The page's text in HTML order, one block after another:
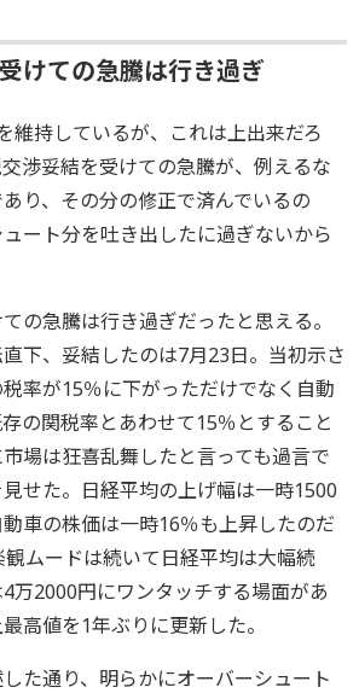
けての急騰は行き過ぎ
維持しているが、これは上出来だろ
渉妥結を受けての急騰が、例えるな
り、その分の修正で済んでいるの
ート分を吐き出したに過ぎないから
の急騰は行き過ぎだったと思える。
下、妥結したのは7月23日。当初示さ
率が15％に下がっただけでなく自動
の関税率とあわせて15％とすること
場は狂喜乱舞したと言っても過言で
せた。日経平均の上げ幅は一時1500
車の株価は一時16％も上昇したのだ
ムードは続いて日経平均は大幅続
万2000円にワンタッチする場面があ
高値を1年ぶりに更新した。
た通り、明らかにオーバーシュート